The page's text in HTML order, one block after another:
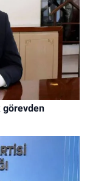
görevden